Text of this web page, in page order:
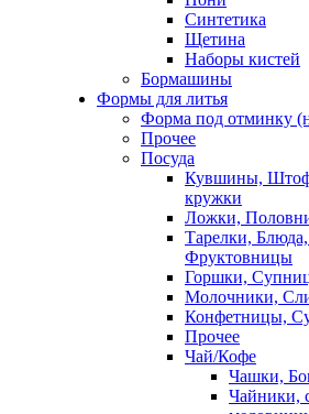
Синтетика
Щетина
Наборы кистей
Бормашины
Формы для литья
Форма под отминку
Прочее
Посуда
Кувшины,
кружки
Ложки,
Тарелки,
Фруктовницы
Горшки,
Молочники,
Конфетницы,
Прочее
Чай/Кофе
Чашки,
Чайники,